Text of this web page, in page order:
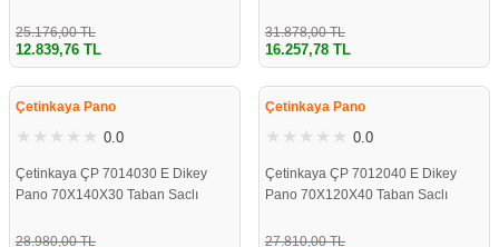
25.176,00 TL
12.839,76 TL
31.878,00 TL
16.257,78 TL
%49
Çetinkaya Pano
0.0
Çetinkaya ÇP 7014030 E Dikey
Pano 70X140X30 Taban Saclı
28.980,00 TL
%49
Çetinkaya Pano
0.0
Çetinkaya ÇP 7012040 E Dikey
Pano 70X120X40 Taban Saclı
27.810,00 TL